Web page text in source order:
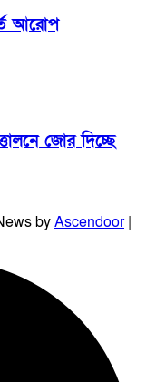
আরোপ
জোর দিচ্ছে
byAscendoor|